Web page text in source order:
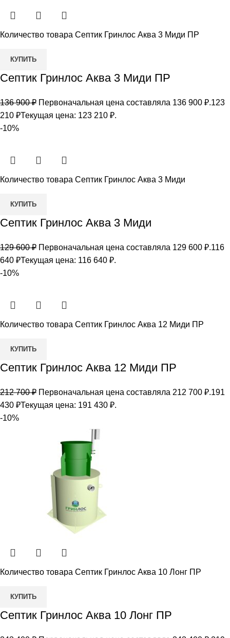
Количество товара Септик Гринлос Аква 3 Миди ПР
КУПИТЬ
Септик Гринлос Аква 3 Миди ПР
136 900₽ Первоначальная цена составляла 136 900 ₽.123
210 ₽Текущая цена: 123 210 ₽.
-10%
Количество товара Септик Гринлос Аква 3 Миди
КУПИТЬ
Септик Гринлос Аква 3 Миди
129 600₽ Первоначальная цена составляла 129 600 ₽.116
640 ₽Текущая цена: 116 640 ₽.
-10%
Количество товара Септик Гринлос Аква 12 Миди ПР
КУПИТЬ
Септик Гринлос Аква 12 Миди ПР
212 700₽ Первоначальная цена составляла 212 700 ₽.191
430 ₽Текущая цена: 191 430 ₽.
-10%
Количество товара Септик Гринлос Аква 10 Лонг ПР
КУПИТЬ
Септик Гринлос Аква 10 Лонг ПР